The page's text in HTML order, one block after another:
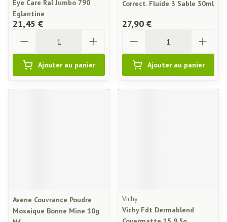
Eye Care Ral Jumbo 790
Eglantine
21,45 €
Ajouter au panier
Correct. Fluide 3 Sable 30ml
27,90 €
Ajouter au panier
Avene Couvrance Poudre
Mosaique Bonne Mine 10g
Vichy
Vichy Fdt Dermablend